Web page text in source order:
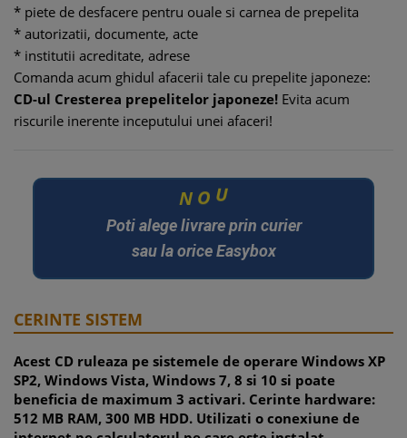
* piete de desfacere pentru ouale si carnea de prepelita
* autorizatii, documente, acte
* institutii acreditate, adrese
Comanda acum ghidul afacerii tale cu prepelite japoneze:
CD-ul Cresterea prepelitelor japoneze! Evita acum
riscurile inerente inceputului unei afaceri!
N O U
Poti alege livrare prin curier
sau la orice Easybox
CERINTE SISTEM
Acest CD ruleaza pe sistemele de operare Windows XP
SP2, Windows Vista, Windows 7, 8 si 10 si poate
beneficia de maximum 3 activari. Cerinte hardware:
512 MB RAM, 300 MB HDD. Utilizati o conexiune de